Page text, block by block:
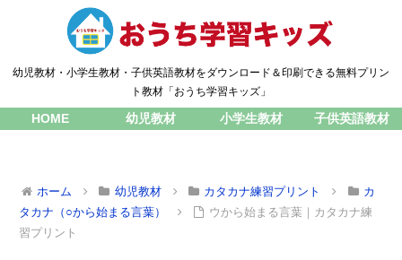
幼児教材・小学生教材・子供英語教材をダウンロード＆印刷できる無料プリン
ト教材「おうち学習キッズ」
HOME 幼児教材 小学生教材 子供英語教材
ホーム 幼児教材 カタカナ練習プリント
カ
タカナ（○から始まる言葉）
ウから始まる言葉｜カタカナ練
習プリント